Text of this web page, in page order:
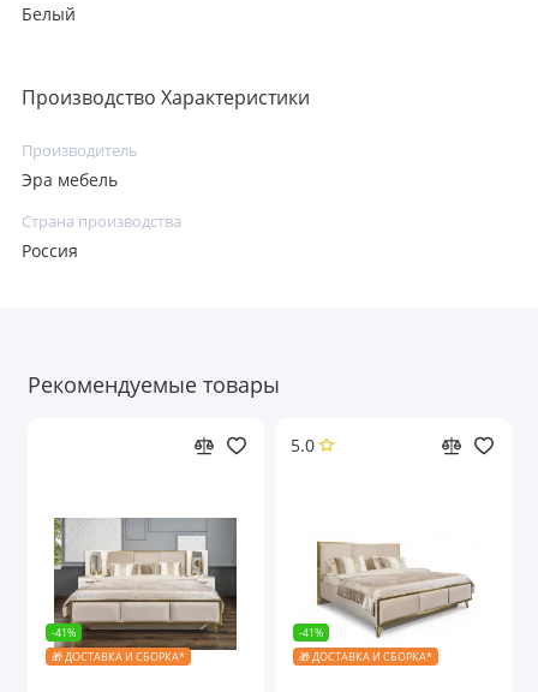
Белый
Производство Характеристики
Производитель
Эра мебель
Страна производства
Россия
Рекомендуемые товары
-41%
🎁 ДОСТАВКА И СБОРКА*
5.0
-41%
🎁 ДОСТАВКА И СБОРКА*